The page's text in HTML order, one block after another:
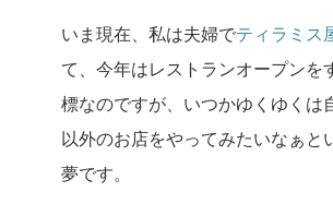
いま現在、私は夫婦でティラミス
て、今年はレストランオープンを
標なのですが、いつかゆくゆくは
以外のお店をやってみたいなぁと
夢です。